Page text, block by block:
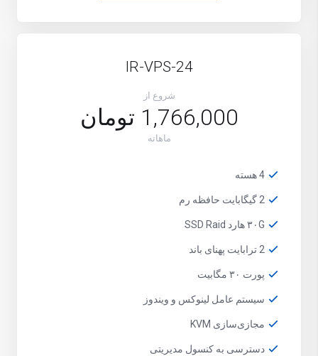
IR-VPS-24
شروع از
1,766,000 تومان
ماهانه
4 هسته
2 گیگابایت حافظه رم
۳۰G هارد SSD Raid
2 ترابایت پهنای باند
پورت ۳۰ مگابیت
سیستم عامل لینوکس و ویندوز
مجازی‌سازی KVM
دسترسی به کنسول مدیریتی